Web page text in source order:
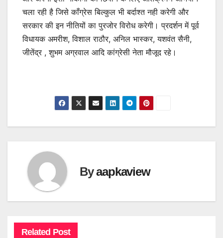
चला रही है जिसे काँग्रेस बिल्कुल भी बर्दाश्त नही करेगी और
सरकार की इन नीतियों का पुरजोर विरोध करेगी। प्रदर्शन में पूर्व
विधायक अमरीश, विशाल राठौर, अनिल भास्कर, यशवंत सैनी,
जीतेंद्र , शुभम अग्रवाल आदि कांग्रेसी नेता मौजूद रहे।
Byaapkaview
Related Post